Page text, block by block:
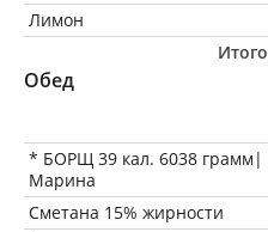
Лимон
Итого
Обед
* БОРЩ 39 кал. 6038 грамм|
Марина
Сметана 15% жирности